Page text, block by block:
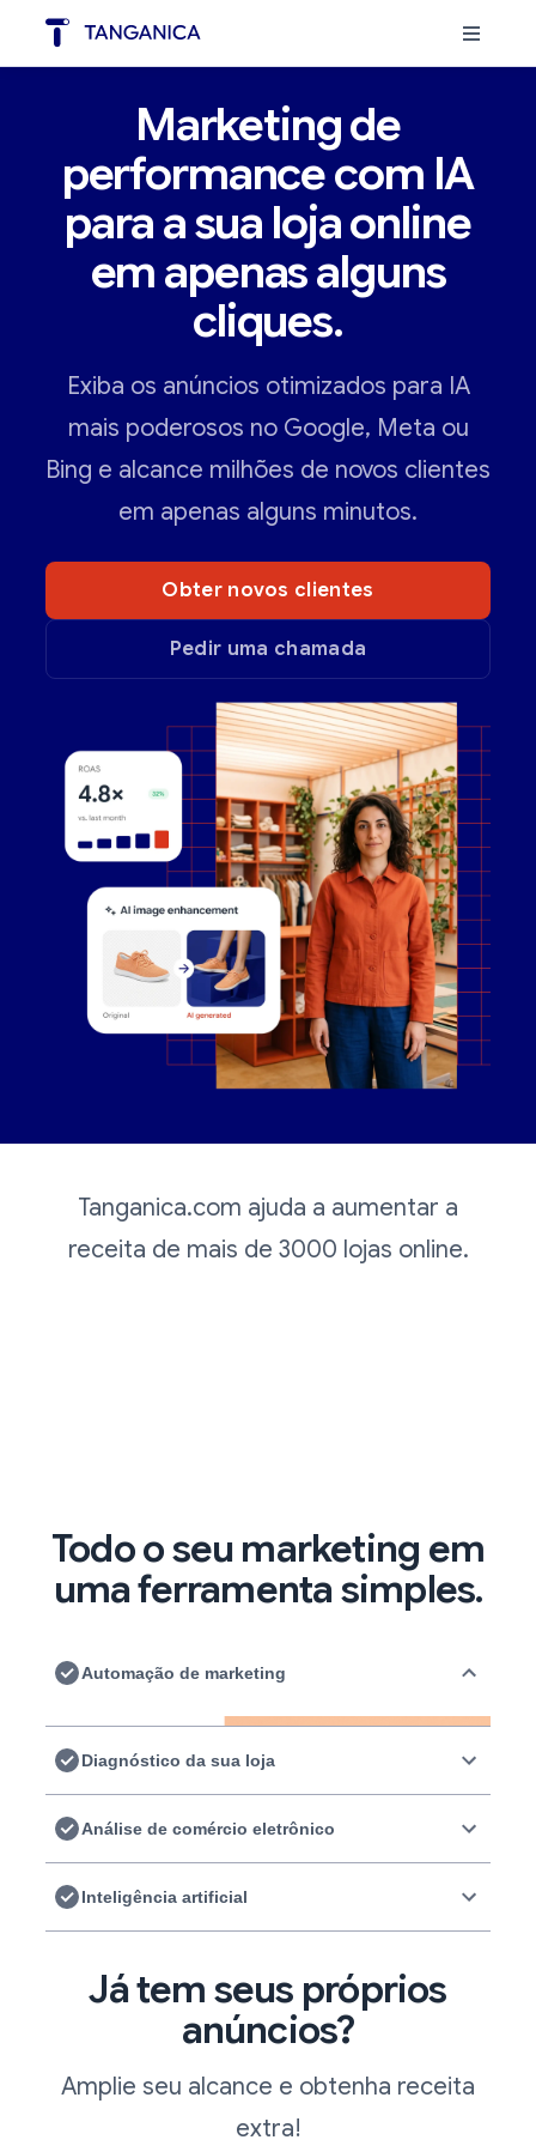
Marketing de
performance com IA
‍para a sua loja online
em apenas alguns
cliques.
Exiba os anúncios otimizados para IA
mais poderosos no Google, Meta ou
Bing e alcance milhões de novos clientes
em apenas alguns minutos.
Obter novos clientes
Pedir uma chamada
Tanganica.com ajuda a aumentar a
receita de mais de 3000 lojas online.
Todo o seu marketing ‍‍em
uma ferramenta simples.
Automação de marketing
Diagnóstico da sua loja
Análise de comércio eletrônico
Inteligência artificial
Já tem seus próprios
anúncios?
Amplie seu alcance e obtenha receita
extra!